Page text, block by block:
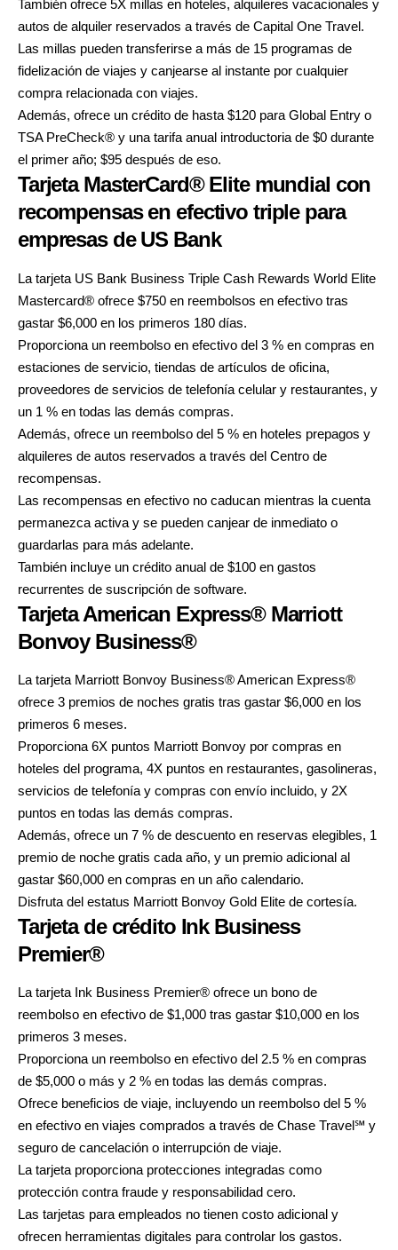
También ofrece 5X millas en hoteles, alquileres vacacionales y
autos de alquiler reservados a través de Capital One Travel.
Las millas pueden transferirse a más de 15 programas de
fidelización de viajes y canjearse al instante por cualquier
compra relacionada con viajes.
Además, ofrece un crédito de hasta $120 para Global Entry o
TSA PreCheck® y una tarifa anual introductoria de $0 durante
el primer año; $95 después de eso.
Tarjeta MasterCard® Elite mundial con
recompensas en efectivo triple para
empresas de US Bank
La tarjeta US Bank Business Triple Cash Rewards World Elite
Mastercard® ofrece $750 en reembolsos en efectivo tras
gastar $6,000 en los primeros 180 días.
Proporciona un reembolso en efectivo del 3 % en compras en
estaciones de servicio, tiendas de artículos de oficina,
proveedores de servicios de telefonía celular y restaurantes, y
un 1 % en todas las demás compras.
Además, ofrece un reembolso del 5 % en hoteles prepagos y
alquileres de autos reservados a través del Centro de
recompensas.
Las recompensas en efectivo no caducan mientras la cuenta
permanezca activa y se pueden canjear de inmediato o
guardarlas para más adelante.
También incluye un crédito anual de $100 en gastos
recurrentes de suscripción de software.
Tarjeta American Express® Marriott
Bonvoy Business®
La tarjeta Marriott Bonvoy Business® American Express®
ofrece 3 premios de noches gratis tras gastar $6,000 en los
primeros 6 meses.
Proporciona 6X puntos Marriott Bonvoy por compras en
hoteles del programa, 4X puntos en restaurantes, gasolineras,
servicios de telefonía y compras con envío incluido, y 2X
puntos en todas las demás compras.
Además, ofrece un 7 % de descuento en reservas elegibles, 1
premio de noche gratis cada año, y un premio adicional al
gastar $60,000 en compras en un año calendario.
Disfruta del estatus Marriott Bonvoy Gold Elite de cortesía.
Tarjeta de crédito Ink Business
Premier®
La tarjeta Ink Business Premier® ofrece un bono de
reembolso en efectivo de $1,000 tras gastar $10,000 en los
primeros 3 meses.
Proporciona un reembolso en efectivo del 2.5 % en compras
de $5,000 o más y 2 % en todas las demás compras.
Ofrece beneficios de viaje, incluyendo un reembolso del 5 %
en efectivo en viajes comprados a través de Chase Travel℠ y
seguro de cancelación o interrupción de viaje.
La tarjeta proporciona protecciones integradas como
protección contra fraude y responsabilidad cero.
Las tarjetas para empleados no tienen costo adicional y
ofrecen herramientas digitales para controlar los gastos.